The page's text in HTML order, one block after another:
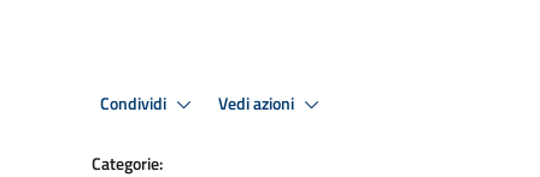
Condividi Vedi azioni
Categorie: